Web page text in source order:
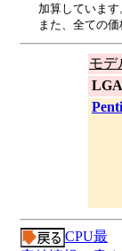
加算しています
また、全ての
モデ
CPU最